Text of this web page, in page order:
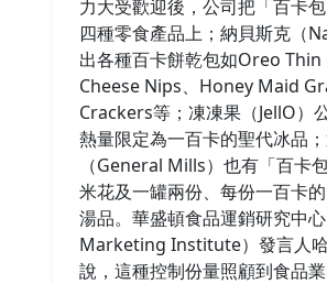
力大受歡迎後，公司把「百卡
四種零食產品上；納貝斯克（
出各種百卡餅乾包如Oreo Thin
Cheese Nips、Honey Maid
Crackers等；凍凍果（JellO）
熱量限定為一百卡的聖代冰品
（General Mills）也有「百卡
米花及一罐兩份、每份一百卡
湯品。華盛頓食品運銷研究中
Marketing Institute）發言人
說，這種控制份量照顧到食品